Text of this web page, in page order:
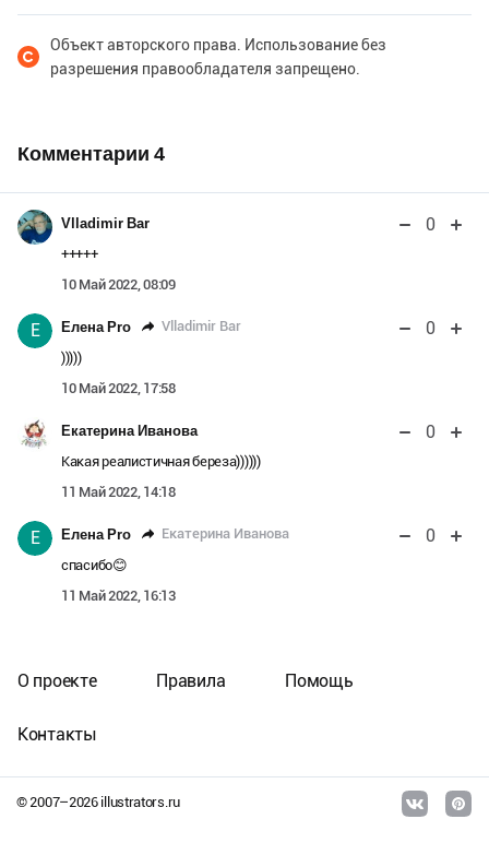
Объект авторского права. Использование без
разрешения правообладателя запрещено.
Комментарии 4
Vlladimir Bar 0
+++++
10 Май 2022, 08:09
Е Елена Pro Vlladimir Bar 0
)))))
10 Май 2022, 17:58
Екатерина Иванова 0
Какая реалистичная береза))))))
11 Май 2022, 14:18
Е Елена Pro Екатерина Иванова 0
спасибо😊
11 Май 2022, 16:13
© 2007–2026illustrators.ru
О проекте Правила Помощь
Контакты